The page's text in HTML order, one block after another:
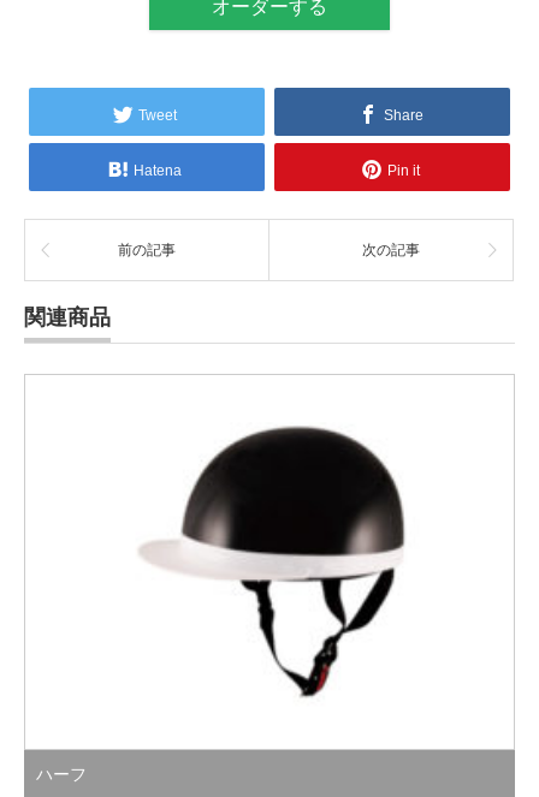
オーダーする
Tweet Share
Hatena Pin it
前の記事 次の記事
関連商品
ハーフ